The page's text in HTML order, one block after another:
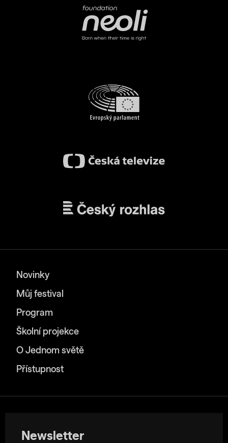
Novinky
Můj festival
Program
Školní projekce
O Jednom světě
Přístupnost
Newsletter